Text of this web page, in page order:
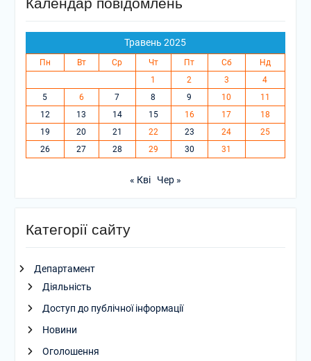
Травень 2025
Пн Вт Ср Чт Пт Сб
Нд
1
2 3
4
5
6 7 8 9 10
11
12
13 14 15 16 17
18
19
20 21 22 23 24
25
26
27 28 29 30 31
« Кві Чер »
Категорії сайту
Департамент
Діяльність
Доступ до публічної інформації
Новини
Оголошення